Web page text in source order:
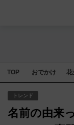
TOP おでかけ 花
トレンド
名前の由来